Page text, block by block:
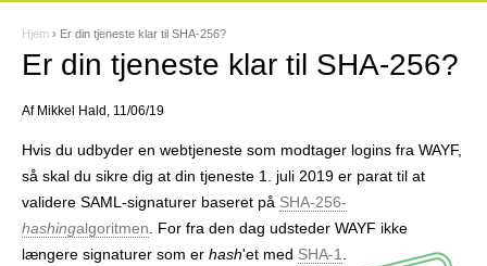
D
u
e
r
e
Hjem › Er din tjeneste klar til SHA-256?
Er din tjeneste klar til SHA-256?
Af Mikkel Hald , 11/06/19
Hvis du udbyder en webtjeneste som modtager logins fra WAYF,
så skal du sikre dig at din tjeneste 1. juli 2019 er parat til at
validere SAML-signaturer baseret på SHA-256-
hashingalgoritmen . For fra den dag udsteder WAYF ikke
længere signaturer som er hash'et med SHA-1